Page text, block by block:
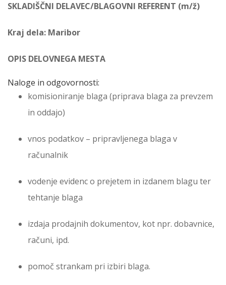
SKLADIŠČNI DELAVEC/BLAGOVNI REFERENT (m/ž)
Kraj dela: Maribor
OPIS DELOVNEGA MESTA
Naloge in odgovornosti:
komisioniranje blaga (priprava blaga za prevzem
in oddajo)
vnos podatkov – pripravljenega blaga v
računalnik
vodenje evidenc o prejetem in izdanem blagu ter
tehtanje blaga
izdaja prodajnih dokumentov, kot npr. dobavnice,
računi, ipd.
pomoč strankam pri izbiri blaga.